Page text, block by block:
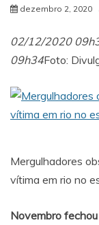
dezembro 2, 2020
02/12/2020
09h34Foto:
Mergulhadores
vítima em rio no
Novembro